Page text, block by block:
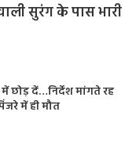
सुरंग के पास भारी
छोड़ दें…निर्देश मांगते रह
में ही मौत